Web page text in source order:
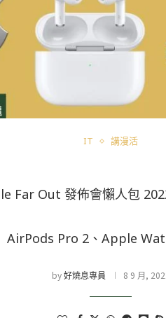
IT 講漫活
Far Out 發佈會懶人包
AirPods Pro 2、Apple
by好燒息專員 8 9 月,